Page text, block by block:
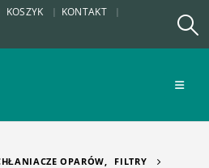
KOSZYK
KONTAKT
OPARÓW,
FILTRY